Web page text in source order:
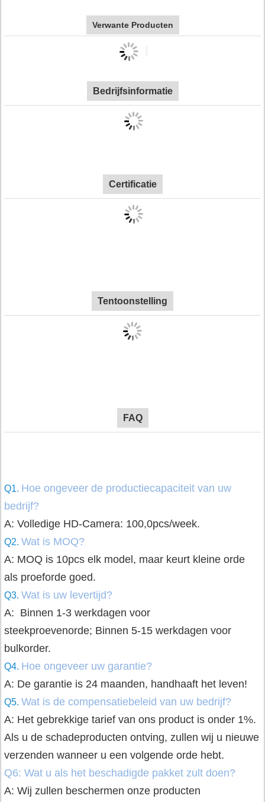
Verwante Producten
Bedrijfsinformatie
Certificatie
Tentoonstelling
FAQ
Q1. Hoe ongeveer de productiecapaciteit van uw
bedrijf?
A: Volledige HD-Camera: 100,0pcs/week.
Q2. Wat is MOQ?
A: MOQ is 10pcs elk model, maar keurt kleine orde
als proeforde goed.
Q3. Wat is uw levertijd?
A: Binnen 1-3 werkdagen voor
steekproevenorde; Binnen 5-15 werkdagen voor
bulkorder.
Q4. Hoe ongeveer uw garantie?
A: De garantie is 24 maanden, handhaaft het leven!
Q5. Wat is de compensatiebeleid van uw bedrijf?
A: Het gebrekkige tarief van ons product is onder 1%.
Als u de schadeproducten ontving, zullen wij u nieuwe
verzenden wanneer u een volgende orde hebt.
Q6: Wat u als het beschadigde pakket zult doen?
A: Wij zullen beschermen onze producten